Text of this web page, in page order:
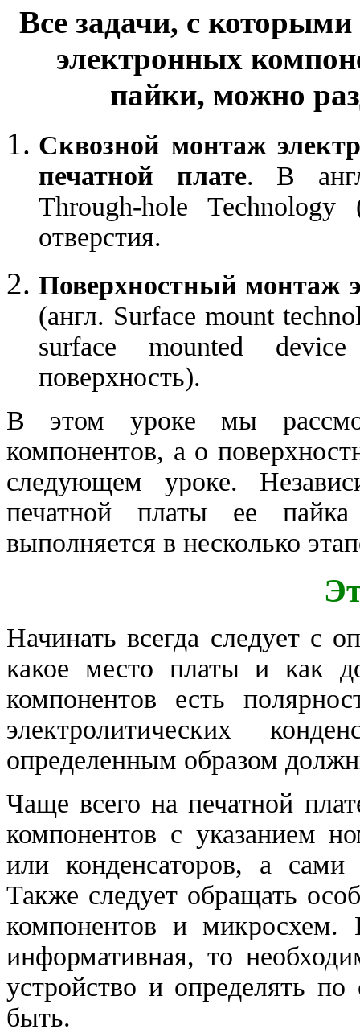
Все задачи, с
электронных
пайки, можно
Сквозной монтаж
печатной плате. В
Through-hole
отверстия.
Поверхностный монтаж
(англ. Surface mount
surface mounted
поверхность).
В этом уроке мы
компонентов, а о
следующем уроке.
печатной платы ее
выполняется в несколько
Начинать всегда следует с
какое место платы и как
компонентов есть
электролитических
определенным образом
Чаще всего на печатной
компонентов с указанием
или конденсаторов, а
Также следует обращать
компонентов и микросхем.
информативная, то
устройство и определять
быть.